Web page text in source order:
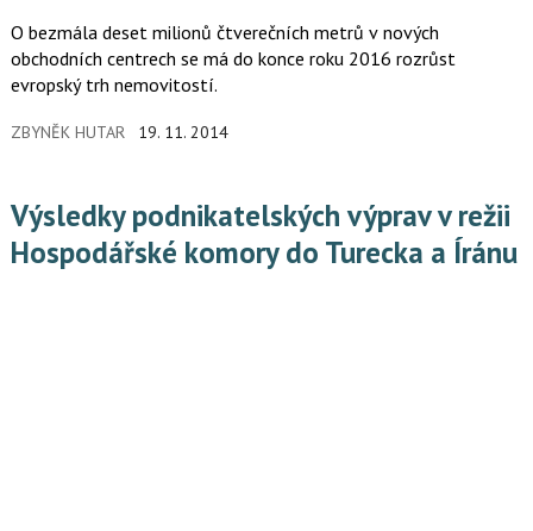
O bezmála deset milionů čtverečních metrů v nových
obchodních centrech se má do konce roku 2016 rozrůst
evropský trh nemovitostí.
ZBYNĚK HUTAR 19. 11. 2014
Výsledky podnikatelských výprav v režii
Hospodářské komory do Turecka a Íránu